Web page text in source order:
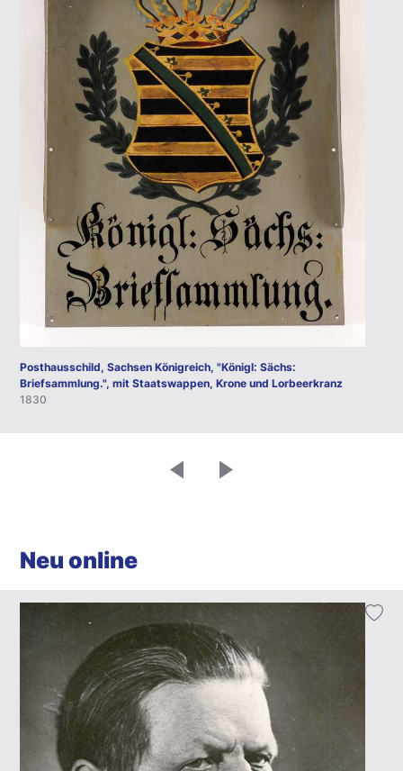
Posthausschild, Sachsen Königreich, "Königl: Sächs:
Briefsammlung.", mit Staatswappen, Krone und Lorbeerkranz
1830
Neu online